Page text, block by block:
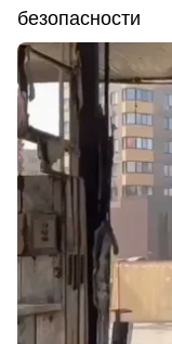
безопасности